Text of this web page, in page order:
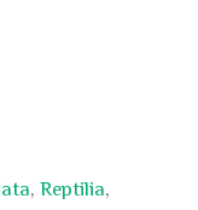
,Reptilia,